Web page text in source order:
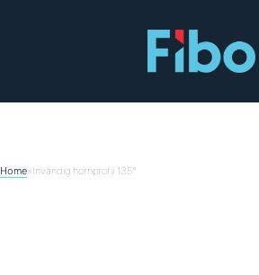
Home»Invändig hörnprofil 135°